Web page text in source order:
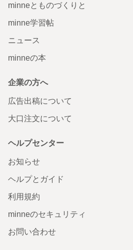
minneとものづくりと
minne学習帖
ニュース
minneの本
企業の方へ
広告出稿について
大口注文について
ヘルプセンター
お知らせ
ヘルプとガイド
利用規約
minneのセキュリティ
お問い合わせ